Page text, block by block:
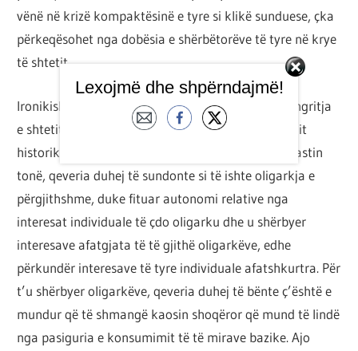
vënë në krizë kompaktësinë e tyre si klikë sunduese, çka
përkeqësohet nga dobësia e shërbëtorëve të tyre në krye
të shtetit.
Ironikisht, shpresa e tyre më e madhe do të ishte ngritja
e shtetit në lartësinë e asaj që etërit e materializmit
historik e quanin “kapitalist i përgjithshëm”. Në rastin
tonë, qeveria duhej të sundonte si të ishte oligarkja e
përgjithshme, duke fituar autonomi relative nga
interesat individuale të çdo oligarku dhe u shërbyer
interesave afatgjata të të gjithë oligarkëve, edhe
përkundër interesave të tyre individuale afatshkurtra. Për
t’u shërbyer oligarkëve, qeveria duhej të bënte ç’është e
mundur që të shmangë kaosin shoqëror që mund të lindë
nga pasiguria e konsumimit të të mirave bazike. Ajo
Lexojmë dhe shpërndajmë!